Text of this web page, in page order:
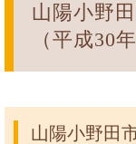
山陽小野
（平成30
山陽小野田